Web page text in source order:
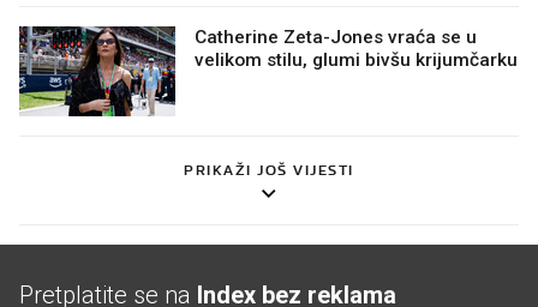
Catherine Zeta-Jones vraća se u
velikom stilu, glumi bivšu krijumčarku
PRIKAŽI JOŠ VIJESTI
Pretplatite se na Index bez reklama